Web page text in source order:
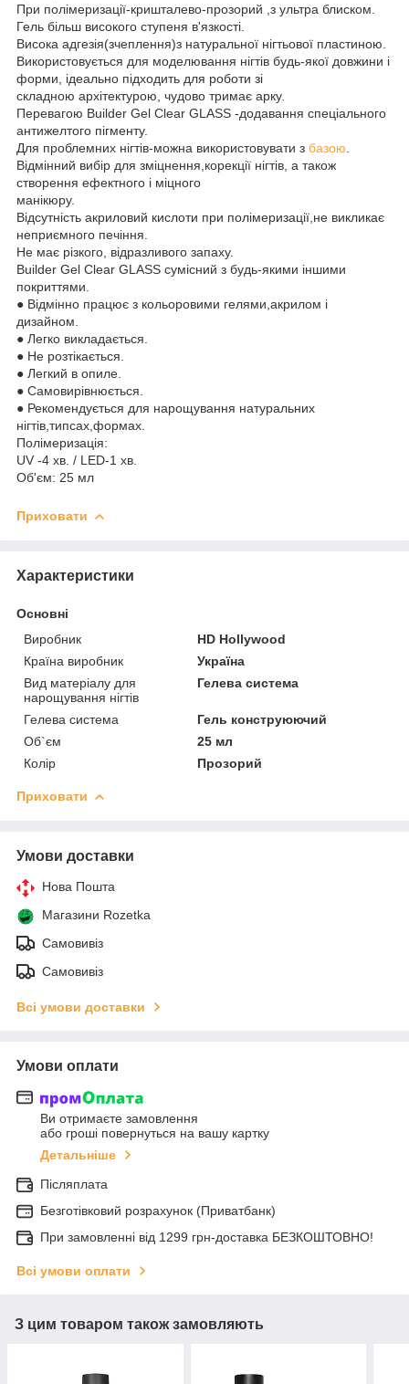
При полімеризації-кришталево-прозорий ,з ультра блиском.
Гель більш високого ступеня в'язкості.
Висока адгезія(зчеплення)з натуральної нігтьової пластиною.
Використовується для моделювання нігтів будь-якої довжини і
форми, ідеально підходить для роботи зі
складною архітектурою, чудово тримає арку.
Перевагою Builder Gel Clear GLASS -додавання спеціального
антижелтого пігменту.
Для проблемних нігтів-можна використовувати з базою
Відмінний вибір для зміцнення,корекції нігтів, а також
створення ефектного і міцного
манікюру.
Відсутність акриловий кислоти при полімеризації,не викликає
неприємного печіння.
Не має різкого, відразливого запаху.
Builder Gel Clear GLASS сумісний з будь-якими іншими
покриттями.
● Відмінно працює з кольоровими гелями,акрилом і
дизайном.
● Легко викладається.
● Не розтікається.
● Легкий в опиле.
● Самовирівнюється.
● Рекомендується для нарощування натуральних
нігтів,типсах,формах.
Полімеризація:
UV -4 хв. / LED-1 хв.
Об'єм: 25 мл
Приховати
Характеристики
Основні
Виробник
HD Hollywood
Країна виробник
Україна
Вид матеріалу для
нарощування нігтів
Гелева система
Гелева система
Гель конструюючий
Об`єм
25 мл
Колір
Прозорий
Приховати
Умови доставки
Нова Пошта
Магазини Rozetka
Самовивіз
Самовивіз
Всі умови доставки
Умови оплати
Ви отримаєте замовлення
або гроші повернуться на вашу картку
Детальніше
Післяплата
Безготівковий розрахунок (Приватбанк)
При замовленні від 1299 грн-доставка БЕЗКОШТОВНО!
Всі умови оплати
З цим товаром також замовляють